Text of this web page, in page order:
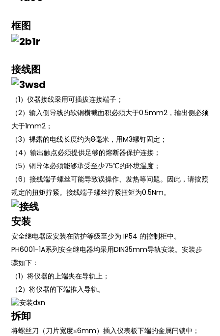
框图
接线图
（1）仪器接线采用可插拔连接端子；
（2）输入侧导线的软铜横截面积必须大于0.5mm2，输出侧必须
大于1mm2；
（3）裸露的电线长度约为8毫米，用M3螺钉固定；
（4）输出触点必须提供足够的熔断器保护连接；
（5）铜导体必须能够承受至少75℃的环境温度；
（6）接线端子螺丝可能导致误操作、发热等问题。因此，请按照
规定的扭矩拧紧。接线端子螺丝拧紧扭矩为0.5Nm。
安装
安全继电器应安装在防护等级至少为 IP54 的控制柜中。
PH6001-1A系列安全继电器均采用DIN35mm导轨安装。安装步
骤如下：
（1）将仪器的上端夹在导轨上；
（2）将仪器的下端推入导轨。
拆卸
将螺丝刀（刀片宽度≤6mm）插入仪表板下端的金属闩锁中；